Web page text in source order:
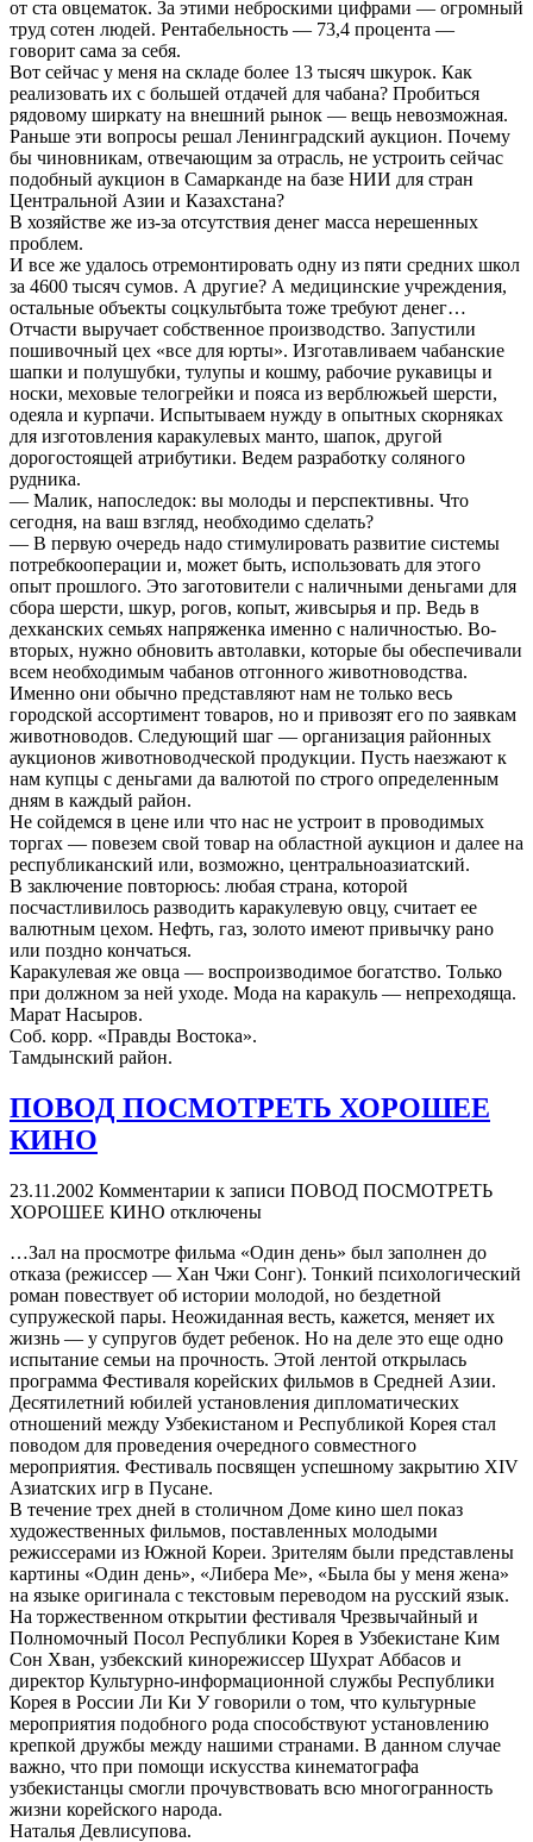
от ста овцематок. За этими неброскими цифрами — огромный
труд сотен людей. Рентабельность — 73,4 процента —
говорит сама за себя.
Вот сейчас у меня на складе более 13 тысяч шкурок. Как
реализовать их с большей отдачей для чабана? Пробиться
рядовому ширкату на внешний рынок — вещь невозможная.
Раньше эти вопросы решал Ленинградский аукцион. Почему
бы чиновникам, отвечающим за отрасль, не устроить сейчас
подобный аукцион в Самарканде на базе НИИ для стран
Центральной Азии и Казахстана?
В хозяйстве же из-за отсутствия денег масса нерешенных
проблем.
И все же удалось отремонтировать одну из пяти средних школ
за 4600 тысяч сумов. А другие? А медицинские учреждения,
остальные объекты соцкультбыта тоже требуют денег…
Отчасти выручает собственное производство. Запустили
пошивочный цех «все для юрты». Изготавливаем чабанские
шапки и полушубки, тулупы и кошму, рабочие рукавицы и
носки, меховые телогрейки и пояса из верблюжьей шерсти,
одеяла и курпачи. Испытываем нужду в опытных скорняках
для изготовления каракулевых манто, шапок, другой
дорогостоящей атрибутики. Ведем разработку соляного
рудника.
— Малик, напоследок: вы молоды и перспективны. Что
сегодня, на ваш взгляд, необходимо сделать?
— В первую очередь надо стимулировать развитие системы
потребкооперации и, может быть, использовать для этого
опыт прошлого. Это заготовители с наличными деньгами для
сбора шерсти, шкур, рогов, копыт, живсырья и пр. Ведь в
дехканских семьях напряженка именно с наличностью. Во-
вторых, нужно обновить автолавки, которые бы обеспечивали
всем необходимым чабанов отгонного животноводства.
Именно они обычно представляют нам не только весь
городской ассортимент товаров, но и привозят его по заявкам
животноводов. Следующий шаг — организация районных
аукционов животноводческой продукции. Пусть наезжают к
нам купцы с деньгами да валютой по строго определенным
дням в каждый район.
Не сойдемся в цене или что нас не устроит в проводимых
торгах — повезем свой товар на областной аукцион и далее на
республиканский или, возможно, центральноазиатский.
В заключение повторюсь: любая страна, которой
посчастливилось разводить каракулевую овцу, считает ее
валютным цехом. Нефть, газ, золото имеют привычку рано
или поздно кончаться.
Каракулевая же овца — воспроизводимое богатство. Только
при должном за ней уходе. Мода на каракуль — непреходяща.
Марат Насыров.
Соб. корр. «Правды Востока».
Тамдынский район.
ПОВОД ПОСМОТРЕТЬ ХОРОШЕЕ
КИНО
23.11.2002 Комментарии к записи ПОВОД ПОСМОТРЕТЬ
ХОРОШЕЕ КИНО отключены
…Зал на просмотре фильма «Один день» был заполнен до
отказа (режиссер — Хан Чжи Сонг). Тонкий психологический
роман повествует об истории молодой, но бездетной
супружеской пары. Неожиданная весть, кажется, меняет их
жизнь — у супругов будет ребенок. Но на деле это еще одно
испытание семьи на прочность. Этой лентой открылась
программа Фестиваля корейских фильмов в Средней Азии.
Десятилетний юбилей установления дипломатических
отношений между Узбекистаном и Республикой Корея стал
поводом для проведения очередного совместного
мероприятия. Фестиваль посвящен успешному закрытию XIV
Азиатских игр в Пусане.
В течение трех дней в столичном Доме кино шел показ
художественных фильмов, поставленных молодыми
режиссерами из Южной Кореи. Зрителям были представлены
картины «Один день», «Либера Ме», «Была бы у меня жена»
на языке оригинала с текстовым переводом на русский язык.
На торжественном открытии фестиваля Чрезвычайный и
Полномочный Посол Республики Корея в Узбекистане Ким
Сон Хван, узбекский кинорежиссер Шухрат Аббасов и
директор Культурно-информационной службы Республики
Корея в России Ли Ки У говорили о том, что культурные
мероприятия подобного рода способствуют установлению
крепкой дружбы между нашими странами. В данном случае
важно, что при помощи искусства кинематографа
узбекистанцы смогли прочувствовать всю многогранность
жизни корейского народа.
Наталья Девлисупова.